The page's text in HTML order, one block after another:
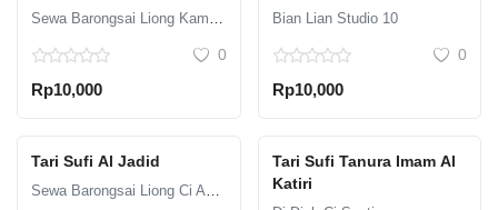
Sewa Barongsai Liong Kam Hok Nio
0
Rp10,000
Bian Lian Studio 10
0
Rp10,000
Tari Sufi Al Jadid
Sewa Barongsai Liong Ci Aguan
Tari Sufi Tanura Imam Al
Katiri